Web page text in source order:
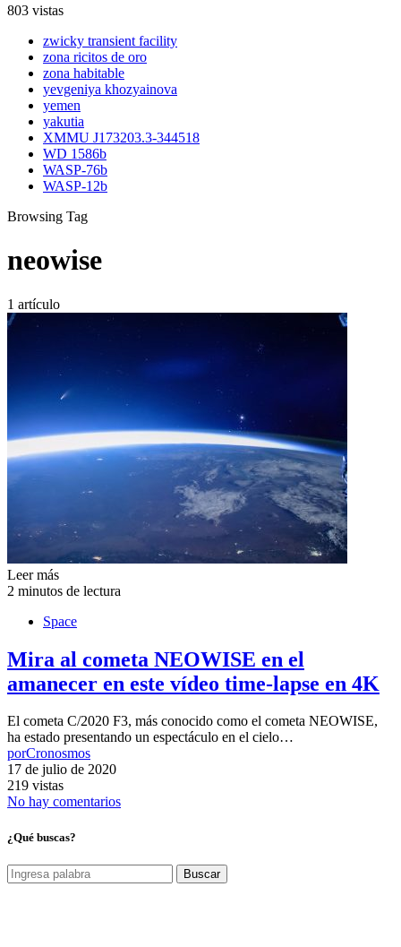
803 vistas
zwicky transient facility
zona ricitos de oro
zona habitable
yevgeniya khozyainova
yemen
yakutia
XMMU J173203.3-344518
WD 1586b
WASP-76b
WASP-12b
Browsing Tag
neowise
1 artículo
Leer más
2 minutos de lectura
Space
Mira al cometa NEOWISE en el
amanecer en este vídeo time-lapse en 4K
El cometa C/2020 F3, más conocido como el cometa NEOWISE,
ha estado presentando un espectáculo en el cielo…
porCronosmos
17 de julio de 2020
219 vistas
No hay comentarios
¿Qué buscas?
Buscar